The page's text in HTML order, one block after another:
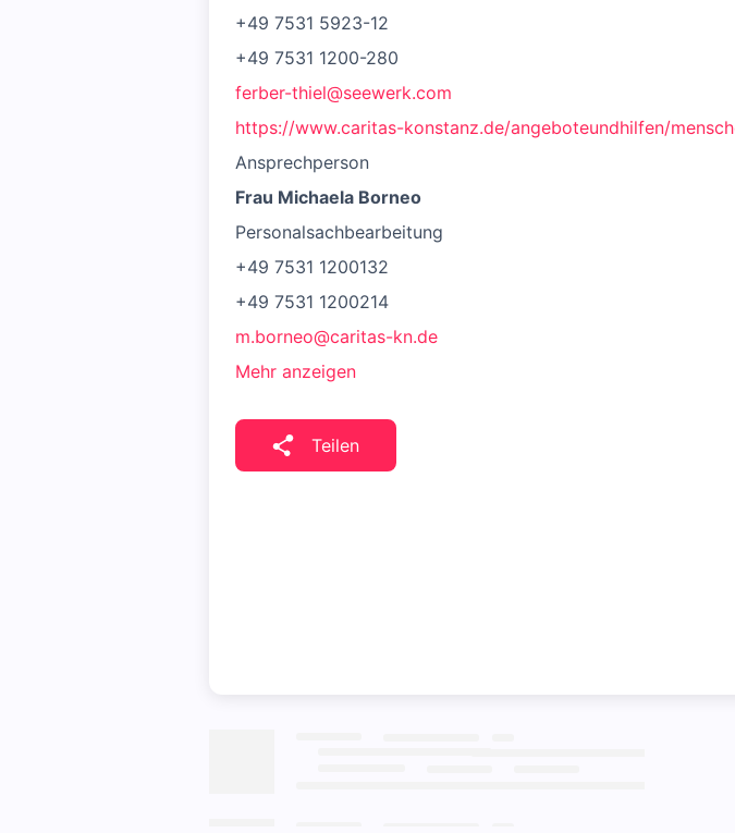
+49 7531 5923-12
+49 7531 1200-280
ferber-thiel@seewerk.com
https://www.caritas-konstanz.de/angeboteundhilfen/
Ansprechperson
Frau Michaela Borneo
Personalsachbearbeitung
+49 7531 1200132
+49 7531 1200214
m.borneo@caritas-kn.de
Mehr anzeigen
Teilen